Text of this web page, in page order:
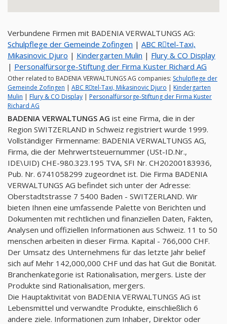
Verbundene Firmen mit BADENIA VERWALTUNGS AG:
Schulpflege der Gemeinde Zofingen | ABC Rِtel-Taxi,
Mikasinovic Djuro | Kindergarten Mulin | Flury & CO Display
| Personalfürsorge-Stiftung der Firma Kuster Richard AG
Other related to BADENIA VERWALTUNGS AG companies: Schulpflege der
Gemeinde Zofingen | ABC Rِtel-Taxi, Mikasinovic Djuro | Kindergarten
Mulin | Flury & CO Display | Personalfürsorge-Stiftung der Firma Kuster
Richard AG
BADENIA VERWALTUNGS AG ist eine Firma, die in der
Region SWITZERLAND in Schweiz registriert wurde 1999.
Vollständiger Firmenname: BADENIA VERWALTUNGS AG,
Firma, die der Mehrwertsteuernummer (USt-ID.Nr.,
IDE\UID) CHE-980.323.195 TVA, SFI Nr. CH20200183936,
Pub. Nr. 6741058299 zugeordnet ist. Die Firma BADENIA
VERWALTUNGS AG befindet sich unter der Adresse:
Oberstadtstrasse 7 5400 Baden - SWITZERLAND. Wir
bieten Ihnen eine umfassende Palette von Berichten und
Dokumenten mit rechtlichen und finanziellen Daten, Fakten,
Analysen und offiziellen Informationen aus Schweiz. 11 to 50
menschen arbeiten in dieser Firma. Kapital - 766,000 CHF.
Der Umsatz des Unternehmens für das letzte Jahr belief
sich auf Mehr 142,000,000 CHF und das hat Gut die Bonität.
Branchenkategorie ist Rationalisation, mergers. Liste der
Produkte sind Rationalisation, mergers.
Die Hauptaktivität von BADENIA VERWALTUNGS AG ist
Lebensmittel und verwandte Produkte, einschließlich 6
andere ziele. Informationen zum Inhaber, Direktor oder